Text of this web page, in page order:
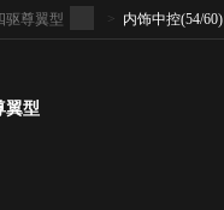
驱尊翼型 > 内饰中控(54/60)
翼型